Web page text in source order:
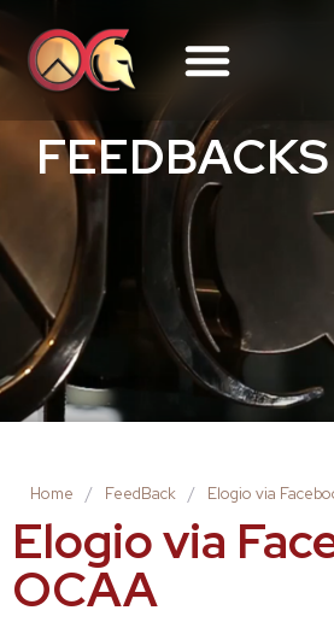
FEEDBACKS
Home / FeedBack / Elogio via
Elogio via
OCAA